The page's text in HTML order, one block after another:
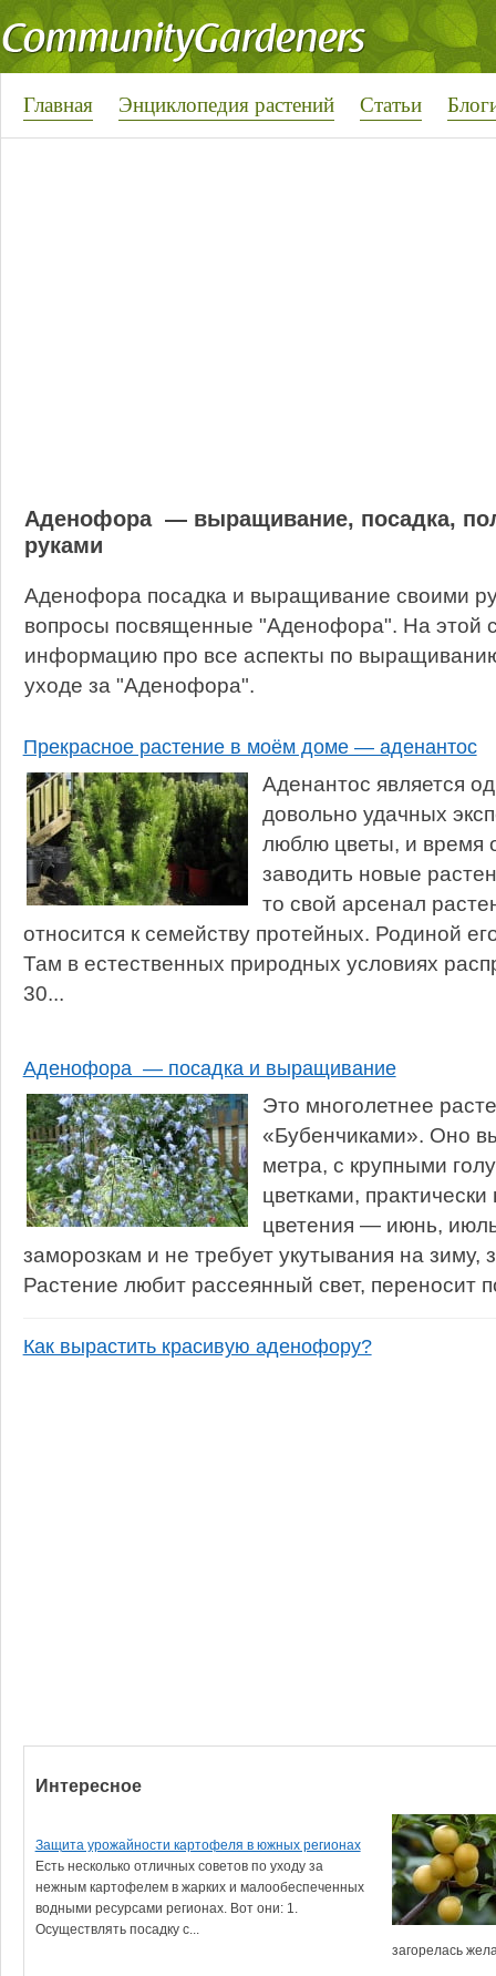
Главная Энциклопедия растений Статьи
Аденофора — выращивание, посадка,
руками
Аденофора посадка и выращивание своими
вопросы посвященные "Аденофора". На этой
информацию про все аспекты по
уходе за "Аденофора".
Прекрасное растение в моём доме — аденантос
Аденантос является
довольно удачных
люблю цветы, и время
заводить новые
то свой арсенал
относится к семейству протейных. Родиной
Там в естественных природных условиях
30...
Аденофора — посадка и выращивание
Это многолетнее
«Бубенчиками». Оно
метра, с крупными
цветками,
цветения — июнь,
заморозкам и не требует укутывания на зиму,
Растение любит рассеянный свет, переносит
Как вырастить красивую аденофору?
Интересное
Защита урожайности картофеля в южных регионах
Есть несколько отличных советов по уходу за
нежным картофелем в жарких и малообеспеченных
водными ресурсами регионах. Вот они: 1.
Осуществлять посадку с...
загорелась